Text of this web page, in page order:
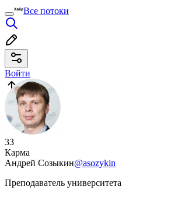
Все потоки
Войти
33
Карма
Андрей Созыкин@asozykin
Преподаватель университета